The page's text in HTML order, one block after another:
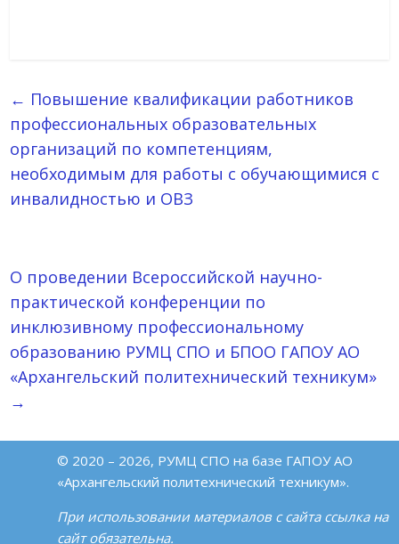
← Повышение квалификации работников
профессиональных образовательных
организаций по компетенциям,
необходимым для работы с обучающимися с
инвалидностью и ОВЗ
О проведении Всероссийской научно-
практической конференции по
инклюзивному профессиональному
образованию РУМЦ СПО и БПОО ГАПОУ АО
«Архангельский политехнический техникум»
→
© 2020 – 2026, РУМЦ СПО на базе ГАПОУ АО
«Архангельский политехнический техникум».
При использовании материалов с сайта ссылка на
сайт обязательна.